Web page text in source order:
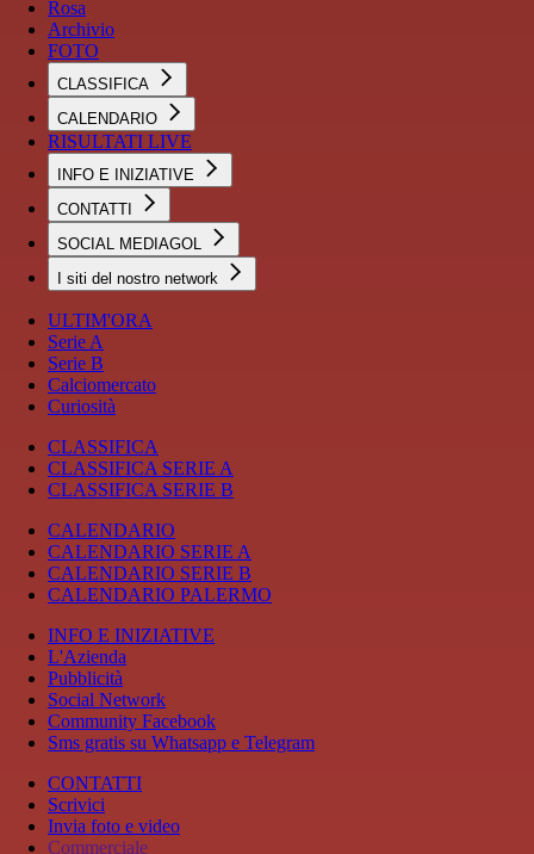
Rosa
Archivio
FOTO
CLASSIFICA
CALENDARIO
RISULTATI LIVE
INFO E INIZIATIVE
CONTATTI
SOCIAL MEDIAGOL
I siti del nostro network
ULTIM'ORA
Serie A
Serie B
Calciomercato
Curiosità
CLASSIFICA
CLASSIFICA SERIE A
CLASSIFICA SERIE B
CALENDARIO
CALENDARIO SERIE A
CALENDARIO SERIE B
CALENDARIO PALERMO
INFO E INIZIATIVE
L'Azienda
Pubblicità
Social Network
Community Facebook
Sms gratis su Whatsapp e Telegram
CONTATTI
Scrivici
Invia foto e video
Commerciale